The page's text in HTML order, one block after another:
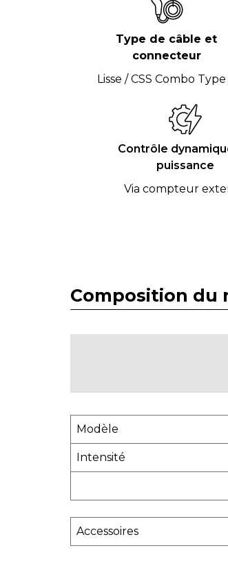
Type de câble et
connecteur
Lisse / CSS Combo Type
Contrôle
puissance
Via compteur
Composition du
Modèle
Intensité
Accessoires